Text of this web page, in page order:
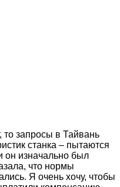
то запросы в Тайвань
станка – пытаются
он изначально был
что нормы
Я очень хочу, чтобы